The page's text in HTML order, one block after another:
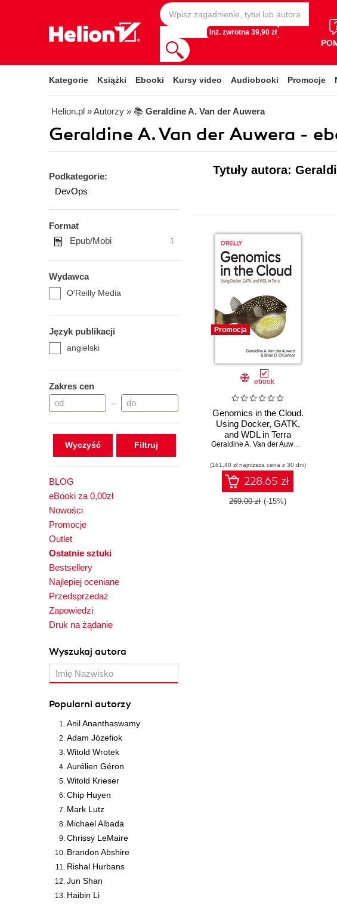
Inż. zwrotna 39,90 zł
Kategorie Książki Ebooki Kursy video Audiobooki Promocje
Helion.pl » Autorzy » 📚 Geraldine A. Van der Auwera
Geraldine A. Van der Auwera -
Podkategorie:
DevOps
Format
Epub/Mobi
1
Wydawca
O'Reilly Media
Język publikacji
angielski
Zakres cen
–
Wyczyść
BLOG
eBooki za 0,00zł
Nowości
Promocje
Outlet
Ostatnie sztuki
Bestsellery
Najlepiej oceniane
Przedsprzedaż
Zapowiedzi
Druk na żądanie
Wyszukaj autora
Popularni autorzy
Anil Ananthaswamy
Adam Józefiok
Witold Wrotek
Aurélien Géron
Witold Krieser
Chip Huyen
Mark Lutz
Michael Albada
Chrissy LeMaire
Brandon Abshire
Rishal Hurbans
Jun Shan
Haibin Li
Tytuły autora:
Promocja
ebook
Genomics in the Cloud.
Using Docker, GATK,
and WDL in Terra
Geraldine A. Van der Auwera
(161,40 zł najniższa cena z 30 dni)
228.65 zł
269.00 zł (-15%)